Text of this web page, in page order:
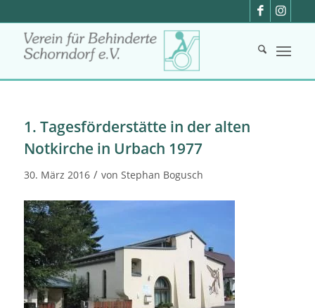
1. Tagesförderstätte in der alten
Notkirche in Urbach 1977
30. März 2016 / von Stephan Bogusch